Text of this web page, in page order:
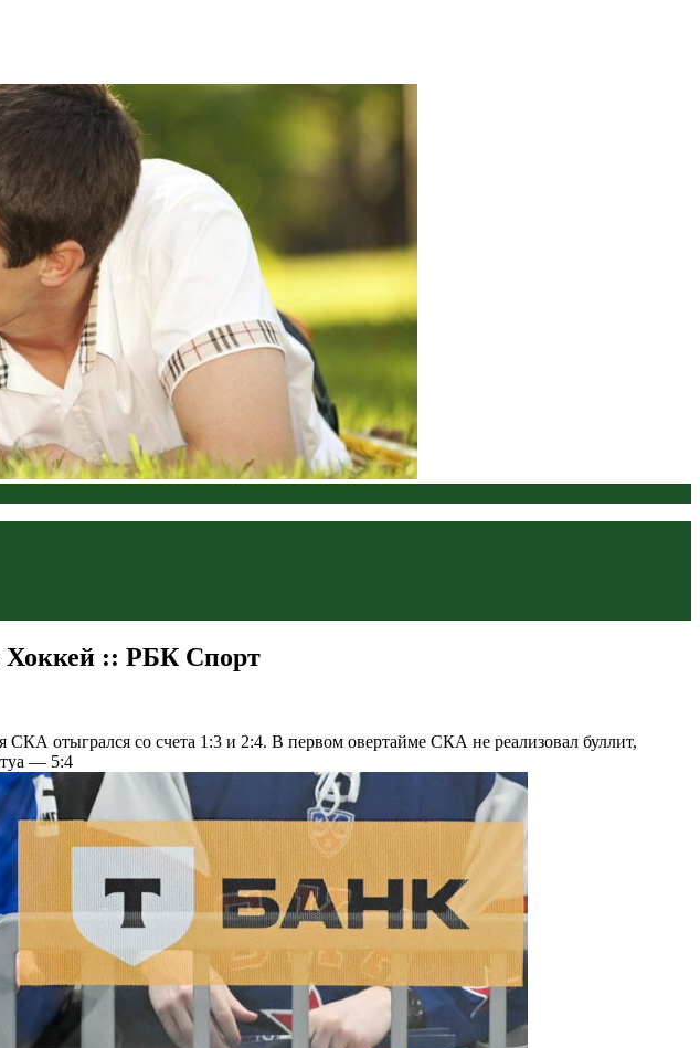
Хоккей :: РБК Спорт
СКА отыгрался со счета 1:3 и 2:4. В первом овертайме СКА не реализовал буллит,
— 5:4